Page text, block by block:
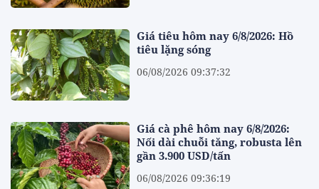
Giá tiêu hôm nay 6/8/2026: Hồ
tiêu lặng sóng
06/08/2026 09:37:32
Giá cà phê hôm nay 6/8/2026:
Nối dài chuỗi tăng, robusta lên
gần 3.900 USD/tấn
06/08/2026 09:36:19